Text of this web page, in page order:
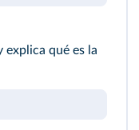
explica qué es la